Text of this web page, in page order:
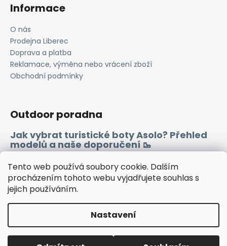
Tento web používá soubory cookie. Dalším
procházením tohoto webu vyjadřujete souhlas s
jejich používáním.
Nastavení
Informace
O nás
Prodejna Liberec
Doprava a platba
Reklamace, výměna nebo vrácení zboží
Obchodní podmínky
Outdoor poradna
Jak vybrat turistické boty Asolo? Přehled
modelů a naše doporučení 🥾